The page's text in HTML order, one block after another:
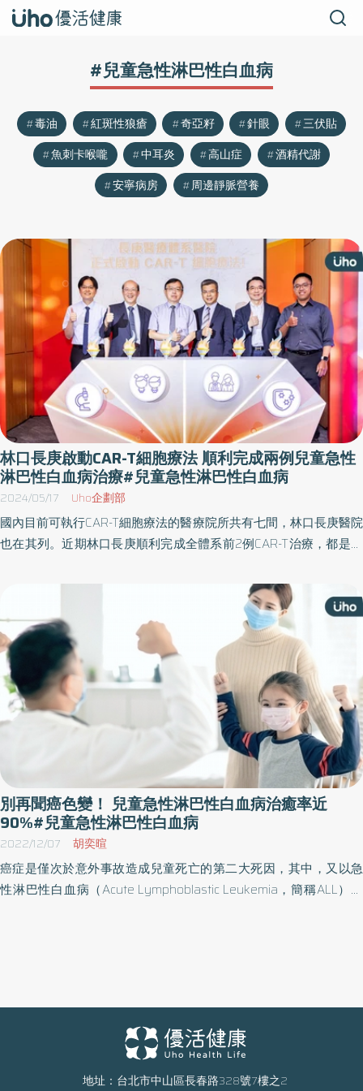
#兒童急性淋巴性白血病
毒油 紅斑性狼瘡 奇亞籽 針眼
三伏貼
魚刺卡喉嚨
中耳炎 高山症
酒精代謝
安寧病房
周邊靜脈營養
林口長庚啟動CAR-T細胞療法 順利完成兩例兒童急性
淋巴性白血病治療#兒童急性淋巴性白血病
2024/05/17 Uho企劃部
國內目前可執行CAR-T細胞療法的醫療院所共有七間，林口長庚醫院
也在其列。近期林口長庚順利完成全體系前2例CAR-T治療，都是罹
觀察，目前初期臨床反應良好，讓家長與林口長庚醫院醫療團隊對
布這項好消息，包括邱政洵副院長、兒童內科部副部長陳世翔、血
液腫瘤科系主任張文震及兒童血液科主任張從彥等，均出席記者會
說明長庚醫院CAR-T細胞療法的最新進展。 兒童血液科主任張從彥
表示，白血病俗稱血癌，是兒童最常見的癌症，佔所有兒童癌症的
1/3左右。治療主要以化學治療為主 雖然整體治癒率不錯，仍有少數
復發或頑固性的治療相當棘手，所幸近年來標靶及免疫治療有顯著
進步，替這群病人帶來無限希望。張從彥醫師指出，CAR-T是「嵌合
抗原受體T細胞治療」的簡稱，被稱為「活著的藥物」，其原理是抽
取病人的免疫T細胞，在實驗室通過基因工程加以強化，使其能識別
並攻擊特定癌細胞，再將這些修改後的T細胞擴增輸回病患體內，以
快速作戰進而消滅癌細胞。對於急性淋巴性白血病(ALL)及瀰漫性大
B細胞淋巴瘤(DLBCL)，臨床試驗成效相當不錯，獲美國食品藥物管
理局(FDA)快速批准臨床使用。 13歲的病童小華(化名)，8歲時被診斷
罹患急性淋巴性白血病，化療結束後不到半年就發現雙側睪丸腫
骨髓外復發之急性淋巴性白血病，骨髓檢查亦發現MRD上升。 兒童
內科部副部長陳世翔表示，長庚醫療團隊考量到造血幹細胞移植對
於骨髓外復發的效果有限，且睪丸復發後的局部治療需切除睪丸或
放射治療，勢必影響病童將來的生殖能力，因此安排特約門診向家
別再聞癌色變！ 兒童急性淋巴性白血病治癒率近
90%#兒童急性淋巴性白血病
2022/12/07 胡奕暄
癌症是僅次於意外事故造成兒童死亡的第二大死因，其中，又以急
性淋巴性白血病（Acute Lymphoblastic Leukemia，簡稱ALL）佔
表示，兒童急性淋巴性白血病是兒童最常見癌症，初始症狀大多數
是發燒，家長多會認為是感冒等感染性疾病，提醒家長，如果帶孩
子就醫檢查治療後仍持續發燒，切莫輕忽，應再次求診，並主動告
地址：台北市中山區長春路328號7樓之2